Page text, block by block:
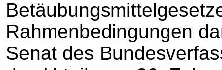
Rahmenbedingungen
Senat des